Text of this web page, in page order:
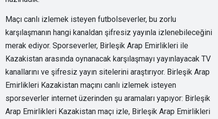
Maçı canlı izlemek isteyen futbolseverler, bu zorlu
karşılaşmanın hangi kanaldan şifresiz yayınla izlenebileceğini
merak ediyor. Sporseverler, Birleşik Arap Emirlikleri ile
Kazakistan arasında oynanacak karşılaşmayı yayınlayacak TV
kanallarını ve şifresiz yayın sitelerini araştırıyor. Birleşik Arap
Emirlikleri Kazakistan maçını canlı izlemek isteyen
sporseverler internet üzerinden şu aramaları yapıyor: Birleşik
Arap Emirlikleri Kazakistan maçı izle, Birleşik Arap Emirlikleri